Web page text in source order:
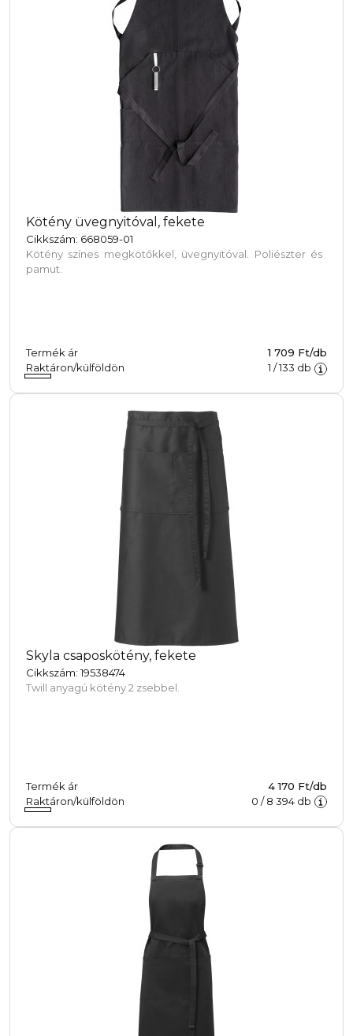
Kötény üvegnyitóval, fekete
Cikkszám: 668059-01
Kötény színes megkötőkkel, üvegnyitóval. Poliészter és
pamut.
Termék ár
1 709 Ft/db
Raktáron/külföldön
1 /133 db
Skyla csaposkötény, fekete
Cikkszám: 19538474
Twill anyagú kötény 2 zsebbel.
Termék ár
4 170 Ft/db
Raktáron/külföldön
0 /8 394 db